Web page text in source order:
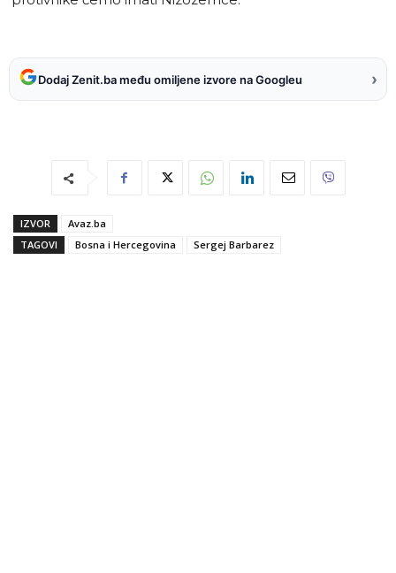
Dodaj Zenit.ba među omiljene izvore na Googleu ›
IZVOR
Avaz.ba
TAGOVI
Bosna i Hercegovina Sergej Barbarez